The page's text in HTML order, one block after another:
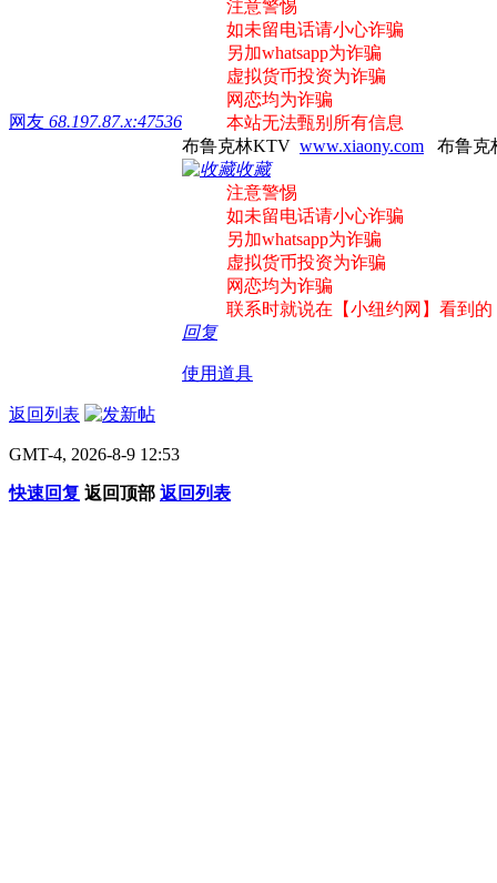
网友 68.197.87.x:47536
注意警惕
如未留电话请小心诈骗
另加whatsapp为诈骗
虚拟货币投资为诈骗
网恋均为诈骗
本站无法甄别所有信息
布鲁克林KTV www.xiaony.com 布鲁克
收藏
注意警惕
如未留电话请小心诈骗
另加whatsapp为诈骗
虚拟货币投资为诈骗
网恋均为诈骗
联系时就说在【小纽约网】看到的
回复
使用道具
返回列表
GMT-4, 2026-8-9 12:53
快速回复 返回顶部 返回列表